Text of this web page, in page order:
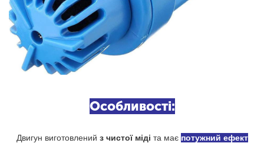
Особливості:
Двигун виготовлений з чистої міді та має потужний ефект